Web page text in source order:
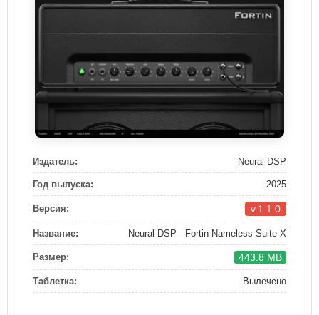
Издатель: Neural DSP
Год выпуска: 2025
Версия: v.1.1.0
Название: Neural DSP - Fortin Nameless Suite X
Размер: 443.8 MB
Таблетка: Вылечено